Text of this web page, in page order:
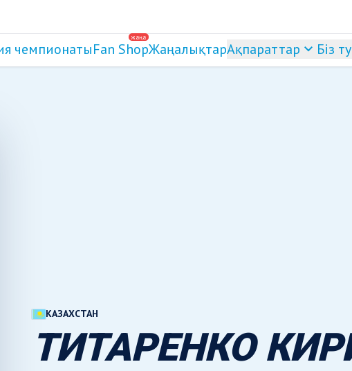
чемпионаты
жаңа
Fan ShopЖаңалықтарАқпараттар Біз
КАЗАХСТАН
ТИТАРЕНКО